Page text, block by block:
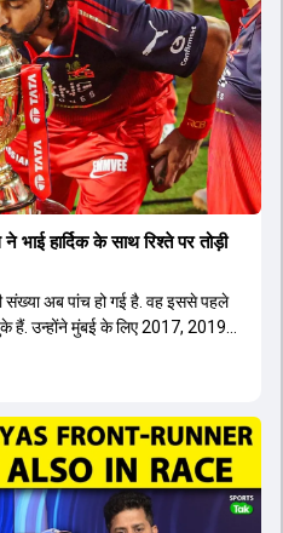
हार्द‍िक के साथ र‍िश्ते पर तोड़ी
अब पांच हो गई है. वह इससे पहले
हैं. उन्होंने मुंबई के लिए 2017, 2019